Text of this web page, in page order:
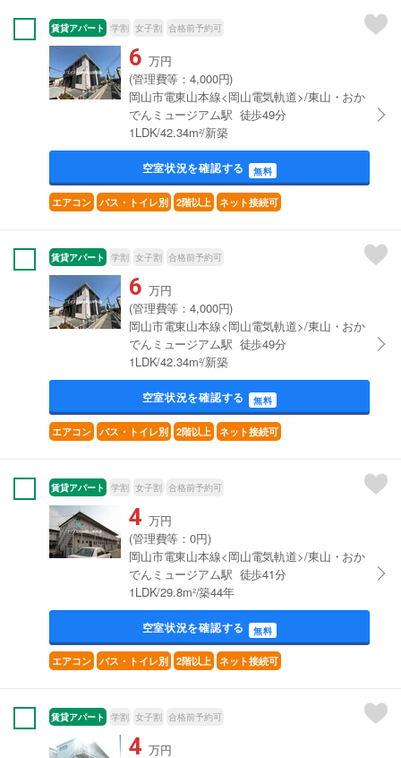
賃貸アパート 学割 女子割 合格前予約可
6 万円
(管理費等：4,000円)
岡山市電東山本線<岡山電気軌道>/東山・おか
でんミュージアム駅 徒歩49分
1LDK/42.34m²/新築
空室状況を確認する 無料
エアコン バス・トイレ別 2階以上 ネット接続可
賃貸アパート 学割 女子割 合格前予約可
6 万円
(管理費等：4,000円)
岡山市電東山本線<岡山電気軌道>/東山・おか
でんミュージアム駅 徒歩49分
1LDK/42.34m²/新築
空室状況を確認する 無料
エアコン バス・トイレ別 2階以上 ネット接続可
賃貸アパート 学割 女子割 合格前予約可
4 万円
(管理費等：0円)
岡山市電東山本線<岡山電気軌道>/東山・おか
でんミュージアム駅 徒歩41分
1LDK/29.8m²/築44年
空室状況を確認する 無料
エアコン バス・トイレ別 2階以上 ネット接続可
賃貸アパート 学割 女子割 合格前予約可
4 万円